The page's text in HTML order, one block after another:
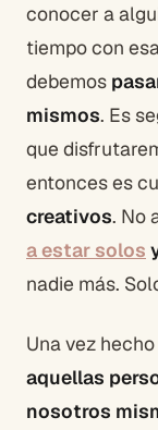
conocer a
tiempo con
debemos
mismos. Es
que
entonces es
creativos. No
a estar solos
nadie más.
Una vez
aquellas
nosotros